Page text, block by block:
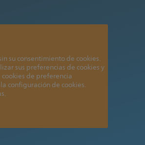
su consentimiento de cookies.
sus preferencias de cookies y
de preferencia
configuración de cookies.